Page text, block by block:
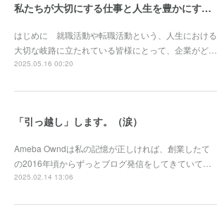
私たちが大切にする仕事と人生を豊かにする10のヒント
はじめに 就職活動や転職活動という、人生における
大切な岐路に立たれている皆様にとって、企業がど…
2025.05.16 00:20
「引っ越し」します。（涙）
Ameba Owndは私の記憶が正しければ、創業したて
の2016年頃からずっとブログ発信をしてきていて…
2025.02.14 13:06